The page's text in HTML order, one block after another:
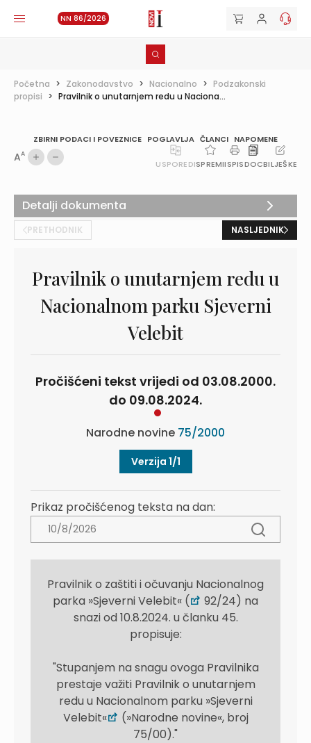
NN 86/2026
Početna > Zakonodavstvo > Nacionalno > Podzakonski
propisi > Pravilnik o unutarnjem redu u Naciona...
ZBIRNI PODACI I POVEZNICE POGLAVLJA ČLANCI NAPOMENE
AA
USPOREDISPREMIISPISDOCBILJEŠKE
PRETHODNIK NASLJEDNIK
Pravilnik o unutarnjem redu u
Nacionalnom parku Sjeverni
Velebit
Pročišćeni tekst vrijedi od 03.08.2000.
do 09.08.2024.
Narodne novine 75/2000
Verzija 1/1
Prikaz pročišćenog teksta na dan:
Pravilnik o zaštiti i očuvanju Nacionalnog
parka »Sjeverni Velebit« (
92/24) na
snazi od 10.8.2024. u članku 45.
propisuje:
"Stupanjem na snagu ovoga Pravilnika
prestaje važiti Pravilnik o unutarnjem
redu u Nacionalnom parku »Sjeverni
Velebit«
(»Narodne novine«, broj
75/00)."
Detalji dokumenta